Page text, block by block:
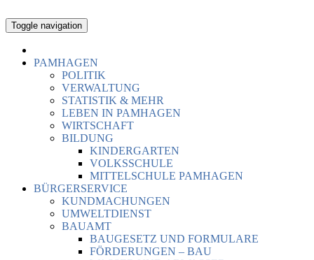
Toggle navigation
PAMHAGEN
POLITIK
VERWALTUNG
STATISTIK & MEHR
LEBEN IN PAMHAGEN
WIRTSCHAFT
BILDUNG
KINDERGARTEN
VOLKSSCHULE
MITTELSCHULE PAMHAGEN
BÜRGERSERVICE
KUNDMACHUNGEN
UMWELTDIENST
BAUAMT
BAUGESETZ UND FORMULARE
FÖRDERUNGEN – BAU